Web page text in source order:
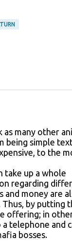
many other
being simple
to the
take up a whole
regarding
and money are
by putting
offering; in
telephone and
bosses.